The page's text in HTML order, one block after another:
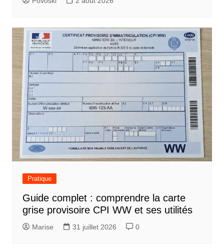
Pratique
Guide complet : comprendre la carte
grise provisoire CPI WW et ses utilités
Marise 31 juillet 2026 0